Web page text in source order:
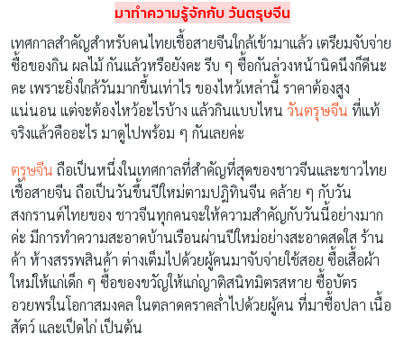
มาทำความรู้จักกับ วันตรุษจีน
เทศกาลสำคัญสำหรับคนไทยเชื้อสายจีนใกล้เข้ามาแล้ว เตรียมจับจ่าย
ซื้อของกิน ผลไม้ กันแล้วหรือยังคะ รีบ ๆ ซื้อกันล่วงหน้านิดนึงก็ดีนะ
คะ เพราะยิ่งใกล้วันมากขึ้นเท่าไร ของไหว้เหล่านี้ ราคาต้องสูง
แน่นอน แต่จะต้องไหว้อะไรบ้าง แล้วกินแบบไหน วันตรุษจีน ที่แท้
จริงแล้วคืออะไร มาดูไปพร้อม ๆ กันเลยค่ะ
ตรุษจีน ถือเป็นหนึ่งในเทศกาลที่สำคัญที่สุดของชาวจีนและชาวไทย
เชื้อสายจีน ถือเป็นวันขึ้นปีใหม่ตามปฎิทินจีน คล้าย ๆ กับวัน
สงกรานต์ไทยของ ชาวจีนทุกคนจะให้ความสำคัญกับวันนี้อย่างมาก
ค่ะ มีการทำความสะอาดบ้านเรือนผ่านปีใหม่อย่างสะอาดสดใส ร้าน
ค้า ห้างสรรพสินค้า ต่างเต็มไปด้วยผู้คนมาจับจ่ายใช้สอย ซื้อเสื้อผ้า
ใหม่ให้แก่เด็ก ๆ ซื้อของขวัญให้แก่ญาติสนิทมิตรสหาย ซื้อบัตร
อวยพรในโอกาสมงคล ในตลาดคราคล่ำไปด้วยผู้คน ที่มาซื้อปลา เนื้อ
สัตว์ และเป็ดไก่ เป็นต้น